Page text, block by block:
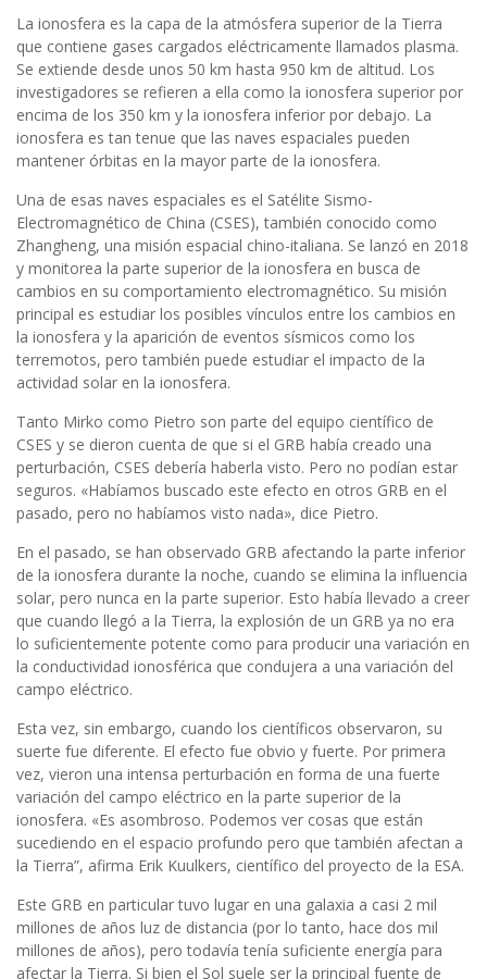
La ionosfera es la capa de la atmósfera superior de la Tierra
que contiene gases cargados eléctricamente llamados plasma.
Se extiende desde unos 50 km hasta 950 km de altitud. Los
investigadores se refieren a ella como la ionosfera superior por
encima de los 350 km y la ionosfera inferior por debajo. La
ionosfera es tan tenue que las naves espaciales pueden
mantener órbitas en la mayor parte de la ionosfera.
Una de esas naves espaciales es el Satélite Sismo-
Electromagnético de China (CSES), también conocido como
Zhangheng, una misión espacial chino-italiana. Se lanzó en 2018
y monitorea la parte superior de la ionosfera en busca de
cambios en su comportamiento electromagnético. Su misión
principal es estudiar los posibles vínculos entre los cambios en
la ionosfera y la aparición de eventos sísmicos como los
terremotos, pero también puede estudiar el impacto de la
actividad solar en la ionosfera.
Tanto Mirko como Pietro son parte del equipo científico de
CSES y se dieron cuenta de que si el GRB había creado una
perturbación, CSES debería haberla visto. Pero no podían estar
seguros. «Habíamos buscado este efecto en otros GRB en el
pasado, pero no habíamos visto nada», dice Pietro.
En el pasado, se han observado GRB afectando la parte inferior
de la ionosfera durante la noche, cuando se elimina la influencia
solar, pero nunca en la parte superior. Esto había llevado a creer
que cuando llegó a la Tierra, la explosión de un GRB ya no era
lo suficientemente potente como para producir una variación en
la conductividad ionosférica que condujera a una variación del
campo eléctrico.
Esta vez, sin embargo, cuando los científicos observaron, su
suerte fue diferente. El efecto fue obvio y fuerte. Por primera
vez, vieron una intensa perturbación en forma de una fuerte
variación del campo eléctrico en la parte superior de la
ionosfera. «Es asombroso. Podemos ver cosas que están
sucediendo en el espacio profundo pero que también afectan a
la Tierra”, afirma Erik Kuulkers, científico del proyecto de la ESA.
Este GRB en particular tuvo lugar en una galaxia a casi 2 mil
millones de años luz de distancia (por lo tanto, hace dos mil
millones de años), pero todavía tenía suficiente energía para
afectar la Tierra. Si bien el Sol suele ser la principal fuente de